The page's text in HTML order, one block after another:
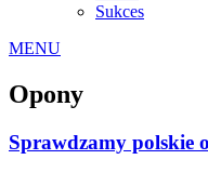
Sukces
MENU
Opony
Sprawdzamy polskie